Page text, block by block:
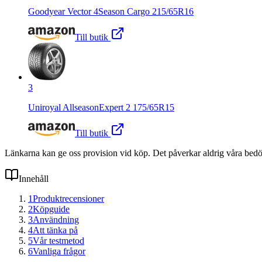
Goodyear Vector 4Season Cargo 215/65R16
Till butik
3
Uniroyal AllseasonExpert 2 175/65R15
Till butik
Länkarna kan ge oss provision vid köp. Det påverkar aldrig våra
Innehåll
1Produktrecensioner
2Köpguide
3Användning
4Att tänka på
5Vår testmetod
6Vanliga frågor